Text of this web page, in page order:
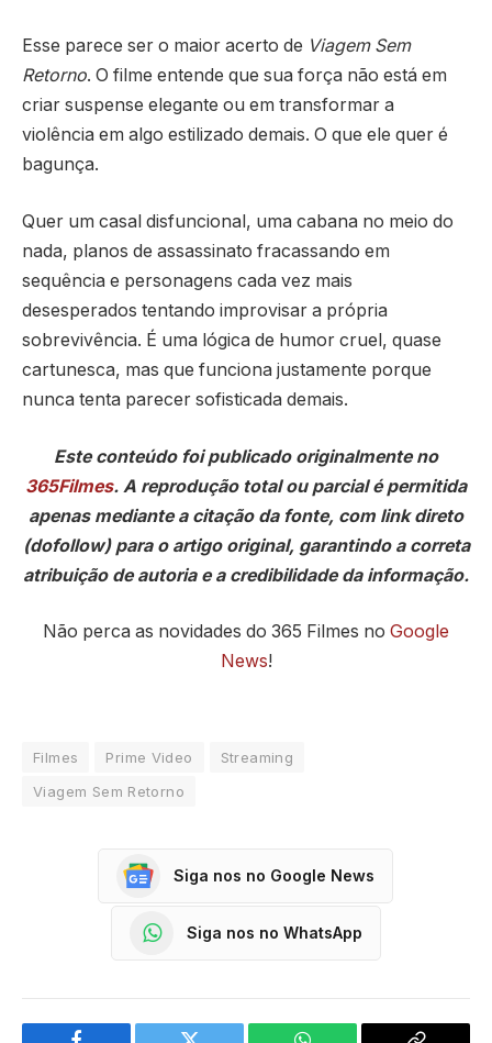
Esse parece ser o maior acerto de Viagem Sem
Retorno. O filme entende que sua força não está em
criar suspense elegante ou em transformar a
violência em algo estilizado demais. O que ele quer é
bagunça.
Quer um casal disfuncional, uma cabana no meio do
nada, planos de assassinato fracassando em
sequência e personagens cada vez mais
desesperados tentando improvisar a própria
sobrevivência. É uma lógica de humor cruel, quase
cartunesca, mas que funciona justamente porque
nunca tenta parecer sofisticada demais.
Este conteúdo foi publicado originalmente no
365Filmes. A reprodução total ou parcial é permitida
apenas mediante a citação da fonte, com link direto
(dofollow) para o artigo original, garantindo a correta
atribuição de autoria e a credibilidade da informação.
Não perca as novidades do 365 Filmes no Google
News!
Filmes Prime Video
Streaming
Viagem Sem Retorno
Siga nos no Google News
Siga nos no WhatsApp